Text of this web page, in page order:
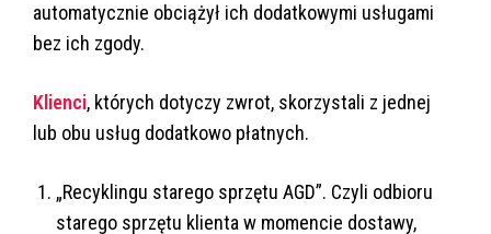
automatycznie obciążył ich dodatkowymi usługami
bez ich zgody.
Klienci, których dotyczy zwrot, skorzystali z jednej
lub obu usług dodatkowo płatnych.
„Recyklingu starego sprzętu AGD”. Czyli odbioru
starego sprzętu klienta w momencie dostawy,